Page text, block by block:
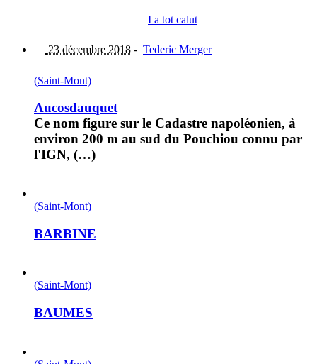
I a tot calut
23 décembre 2018 - Tederic Merger
(Saint-Mont)
Aucosdauquet
Ce nom figure sur le Cadastre napoléonien, à
environ 200 m au sud du Pouchiou connu par
l'IGN, (…)
(Saint-Mont)
BARBINE
(Saint-Mont)
BAUMES